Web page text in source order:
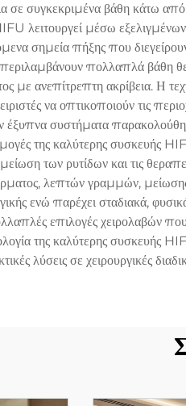
σε συγκεκριμένα βάθη κάτω
λειτουργεί μέσω
σημεία πήξης που
πολλαπλά βάθη
με ανεπίτρεπτη ακρίβεια. Η
να οπτικοποιούν τις
έξυπνα συστήματα
της καλύτερης συσκευής
των ρυτίδων και τις
λεπτών γραμμών, μείωσης
ενώ παρέχει σταδιακά,
επιλογές χειρολαβών που
της καλύτερης συσκευής
λύσεις σε χειρουργικές